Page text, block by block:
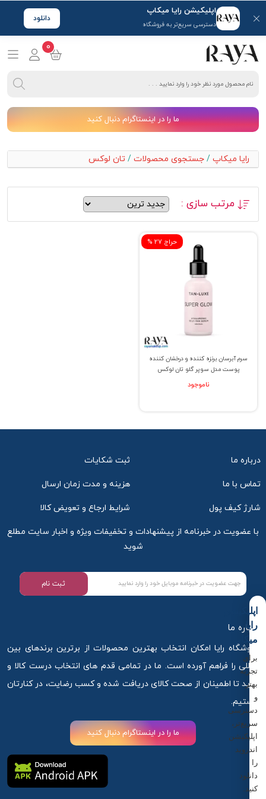
اپلیکیشن رایا میکاپ
دسترسی سریع‌تر به فروشگاه
دانلود
0
ما را در اینستاگرام دنبال کنید
رایا میکاپ / جستجوی محصولات / تان لوکس
مرتب سازی :
% حراج 27
سرم آبرسان برنزه کننده و درخشان کننده
پوست مدل سوپر گلو تان لوکس
ناموجود
درباره ما ثبت شکایات
تماس با ما هزینه و مدت زمان ارسال
شارژ کیف پول شرایط ارجاع و تعویض کالا
با عضویت در خبرنامه از پیشنهادات و تخفیفات ویژه و اخبار سایت مطلع
شوید
ثبت نام
درباره ما
فروشگاه رایا امکان انتخاب بهترین محصولات از برترین برندهای بین
المللی را فراهم آورده است. ما در تمامی قدم های انتخاب درست کالا و
خرید تا اطمینان از صحت کالای دریافت شده و کسب رضایت، در کنارتان
هستیم.
ما را در اینستاگرام دنبال کنید
اپلیکیشن
رایا
میکاپ
برای
تجربه
بهتر
و
دسترسی
سریع‌تر،
اپلیکیشن
اندروید
را
دانلود
کنید.